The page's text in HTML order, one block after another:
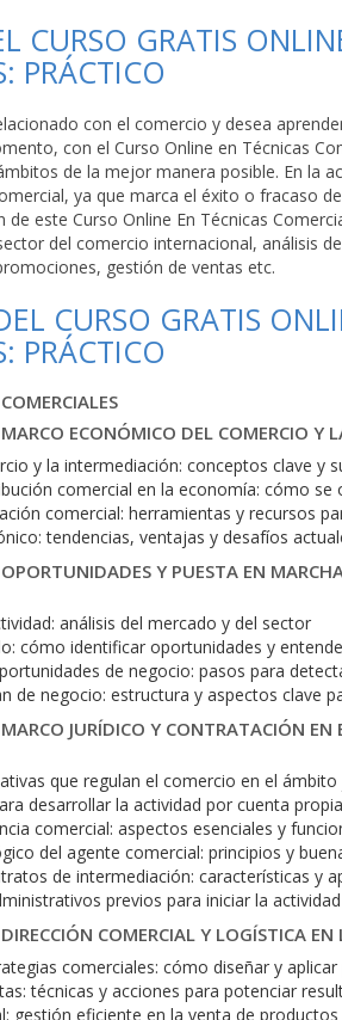
CURSO GRATIS
PRÁCTICO
con el comercio y desea
con el Curso Online en Técnicas
de la mejor manera posible. En la
ya que marca el éxito o fracaso
este Curso Online En Técnicas
del comercio internacional, análisis
gestión de ventas etc.
CURSO GRATIS
PRÁCTICO
ECONÓMICO DEL COMERCIO Y
y la intermediación: conceptos clave y
comercial en la economía: cómo se
comercial: herramientas y recursos
tendencias, ventajas y desafíos
Y PUESTA EN
análisis del mercado y del sector
cómo identificar oportunidades y
de negocio: pasos para
de negocio: estructura y aspectos clave
JURÍDICO Y CONTRATACIÓN EN
que regulan el comercio en el ámbito
desarrollar la actividad por cuenta
comercial: aspectos esenciales y
del agente comercial: principios y
de intermediación: características y
previos para iniciar la
COMERCIAL Y LOGÍSTICA
comerciales: cómo diseñar y
técnicas y acciones para potenciar
gestión eficiente en la venta de productos